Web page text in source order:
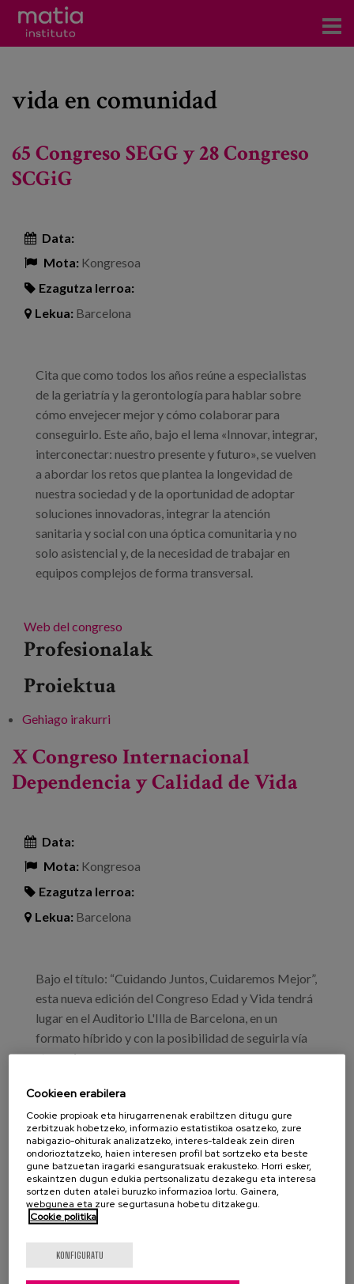
Ikerkuntza
Foroetan parte hartzea
Prestakuntza
Prentsa
Egizu lan gurekin
Salaketa-kanala
vida en comunidad
65 Congreso SEGG y 28 Congreso
SCGiG
Data:
Mota: Kongresoa
Ezagutza lerroa:
Lekua: Barcelona
Cita que como todos los años reúne a especialistas
de la geriatría y la gerontología para hablar sobre
cómo envejecer mejor y cómo colaborar para
conseguirlo. Este año, bajo el lema «Innovar, integrar,
interconectar: nuestro presente y futuro», se vuelven
a abordar los retos que plantea la longevidad de
nuestra sociedad y de la oportunidad de adoptar
soluciones innovadoras, integrar la atención
sanitaria y social con una óptica comunitaria y no
solo asistencial y, de la necesidad de trabajar en
equipos complejos de forma transversal.
Web del congreso
Profesionalak
Proiektua
Gehiago irakurri
X Congreso Internacional
Dependencia y Calidad de Vida
Data:
Mota: Kongresoa
Ezagutza lerroa:
Lekua: Barcelona
Bajo el título: “Cuidando Juntos, Cuidaremos Mejor”,
esta nueva edición del Congreso Edad y Vida tendrá
lugar en el Auditorio L'Illa de Barcelona, en un
formato híbrido y con la posibilidad de seguirla vía
streaming.
La cita abordará las múltiples dificultades, aún
presentes, para conseguir alcanzar niveles de
integración adecuados de los servicios sociales y
sanitarios, para la cual tendremos la oportunidad de
conocer experiencias de las que podamos aprender y
compartir el conocimiento.
Web del congreso
Profesionalak
Cookieen erabilera
Cookie propioak eta hirugarrenenak erabiltzen ditugu gure
zerbitzuak hobetzeko, informazio estatistikoa osatzeko, zure
nabigazio-ohiturak analizatzeko, interes-taldeak zein diren
ondorioztatzeko, haien interesen profil bat sortzeko eta beste
gune batzuetan iragarki esanguratsuak erakusteko. Horri esker,
eskaintzen dugun edukia pertsonalizatu dezakegu eta interesa
sortzen duten atalei buruzko informazioa lortu. Gainera,
webgunea eta zure segurtasuna hobetu ditzakegu.
Cookie politika
KONFIGURATU